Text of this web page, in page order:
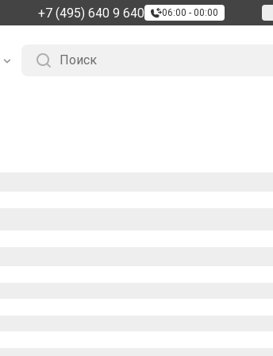
+7 (495) 640 9 640 06:00 - 00:00